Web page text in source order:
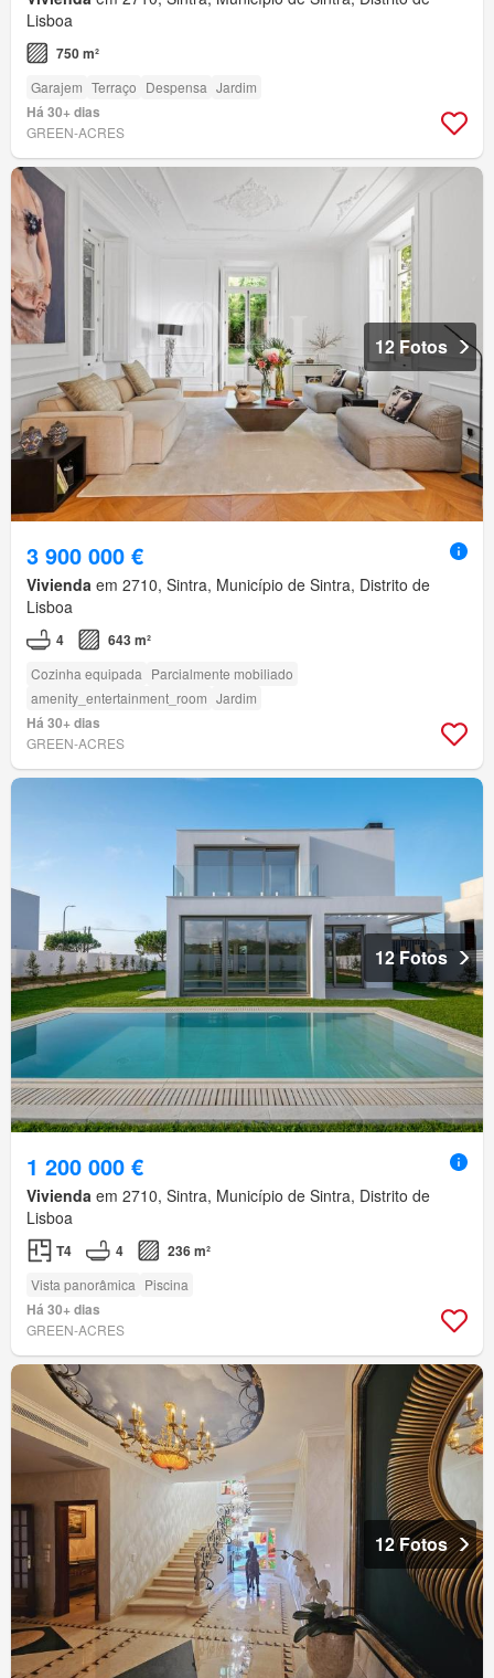
Lisboa
750 m²
Garajem Terraço Despensa Jardim
Há 30+ dias
GREEN-ACRES
12 Fotos
3 900 000 €
Vivienda em 2710, Sintra, Município de Sintra, Distrito de
Lisboa
4 643 m²
Cozinha equipada Parcialmente mobiliado
amenity_entertainment_room Jardim
Há 30+ dias
GREEN-ACRES
12 Fotos
1 200 000 €
Vivienda em 2710, Sintra, Município de Sintra, Distrito de
Lisboa
T4 4 236 m²
Vista panorâmica Piscina
Há 30+ dias
GREEN-ACRES
12 Fotos